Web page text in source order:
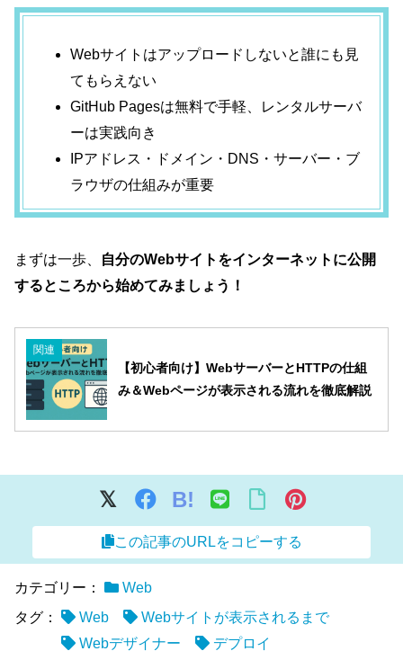
Webサイトはアップロードしないと誰にも見
てもらえない
GitHub Pagesは無料で手軽、レンタルサーバ
ーは実践向き
IPアドレス・ドメイン・DNS・サーバー・ブ
ラウザの仕組みが重要
まずは一歩、
自分のWebサイトをインターネットに公開
するところから始めてみましょう！
関連
【初心者向け】WebサーバーとHTTPの仕組
み＆Webページが表示される流れを徹底解説
B!
この記事のURLをコピーする
カテゴリー：
Web
タグ：
Web
Webサイトが表示されるまで
Webデザイナー
デプロイ